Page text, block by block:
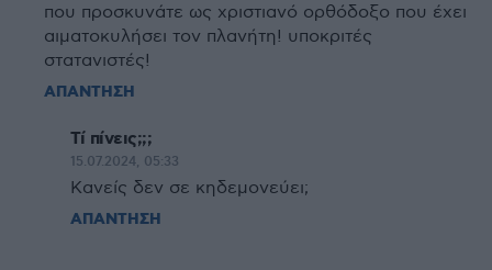
που προσκυνάτε ως χριστιανό ορθόδοξο που έχει
αιματοκυλήσει τον πλανήτη! υποκριτές
στατανιστές!
ΑΠΑΝΤΗΣΗ
Τί πίνεις;;;
15.07.2024, 05:33
Κανείς δεν σε κηδεμονεύει;
ΑΠΑΝΤΗΣΗ